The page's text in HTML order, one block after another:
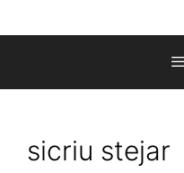
sicriu stejar